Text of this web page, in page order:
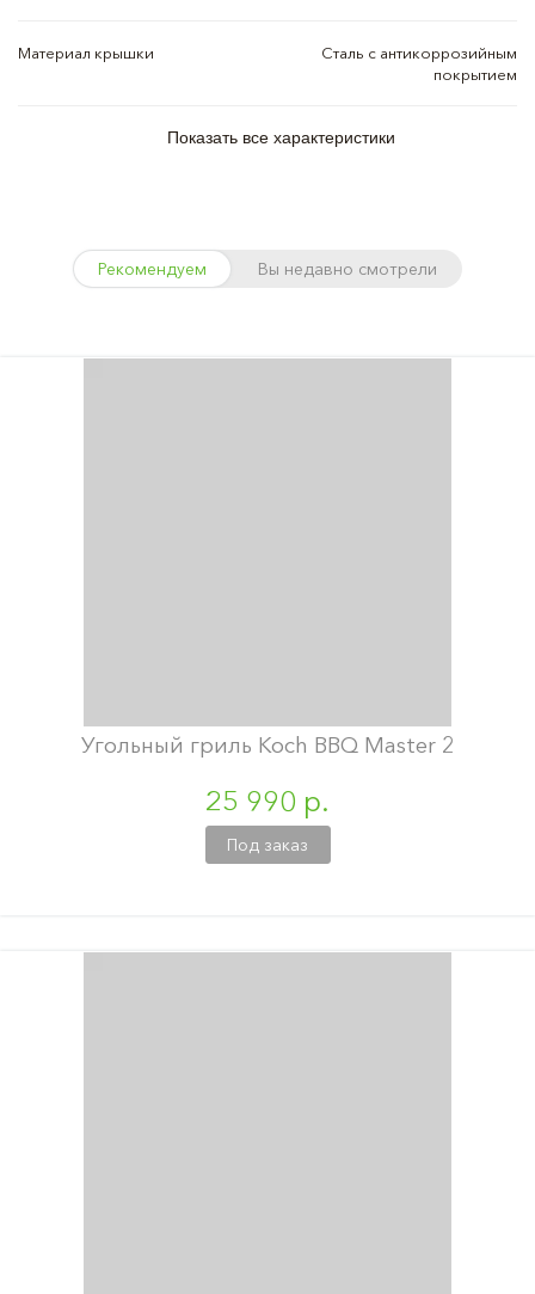
Материал крышки
Сталь с антикоррозийным
покрытием
Показать все характеристики
Рекомендуем Вы недавно смотрели
Угольный гриль Koch BBQ Master 2
25 990 р.
Под заказ